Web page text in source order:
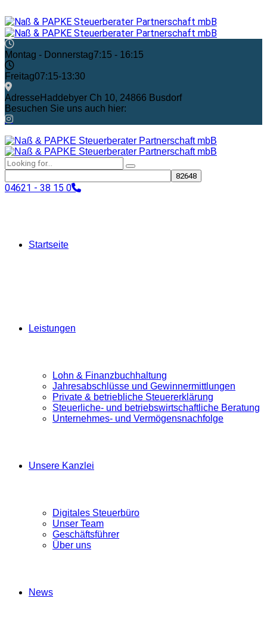
Montag - Donnerstag7:15 - 16:15
Freitag07:15-13:30
Adresse Haddebyer Ch 10, 24866 Busdorf
Besuchen Sie uns auch hier:
04621 - 38 15 0
Startseite
Leistungen
Lohn & Finanzbuchhaltung
Jahresabschlüsse und Gewinnermittlungen
Private & betriebliche Steuererklärung
Steuerliche- und betriebswirtschaftliche Beratung
Unternehmes- und Vermögensnachfolge
Unsere Kanzlei
Digitales Steuerbüro
Unser Team
Geschäftsführer
Über uns
News